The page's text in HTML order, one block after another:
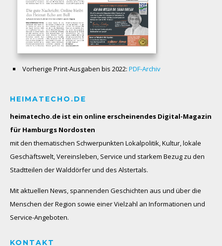
Vorherige Print-Ausgaben bis 2022: PDF-Archiv
HEIMATECHO.DE
heimatecho.de ist ein online erscheinendes Digital-Magazin
für Hamburgs Nordosten
mit den thematischen Schwerpunkten Lokalpolitik, Kultur, lokale
Geschäftswelt, Vereinsleben, Service und starkem Bezug zu den
Stadtteilen der Walddörfer und des Alstertals.
Mit aktuellen News, spannenden Geschichten aus und über die
Menschen der Region sowie einer Vielzahl an Informationen und
Service-Angeboten.
KONTAKT